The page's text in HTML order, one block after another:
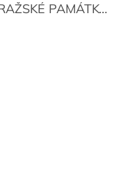
VYSTŘIHOVÁNKY - PRAŽSKÉ PAMÁTKY